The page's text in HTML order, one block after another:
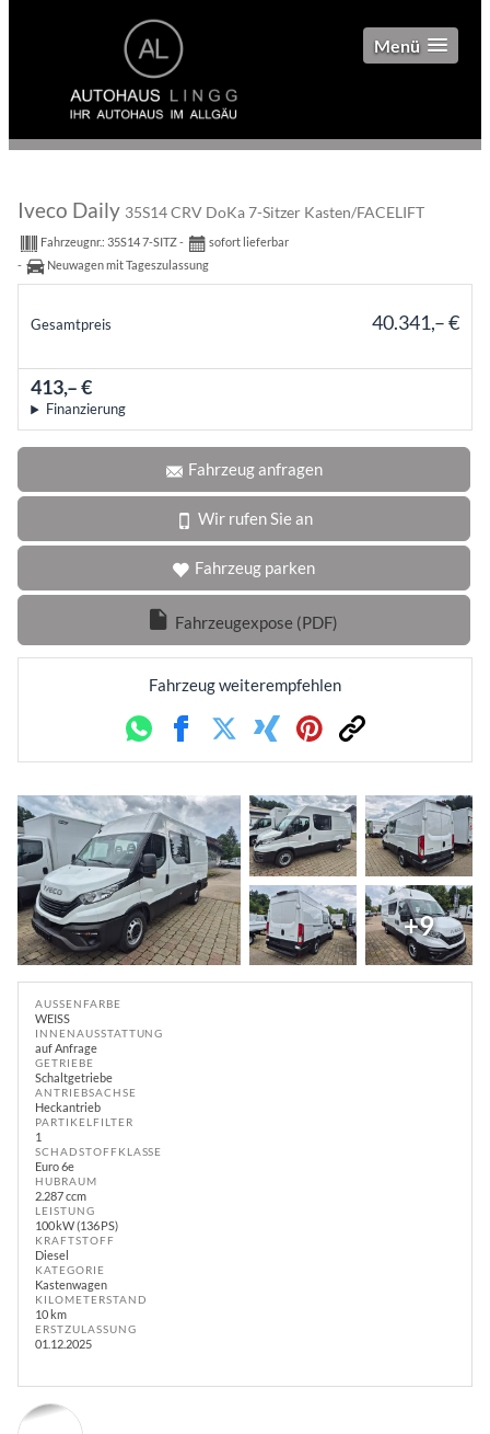
Menü
Iveco Daily 35S14 CRV DoKa 7-Sitzer Kasten/FACELIFT
Fahrzeugnr.: 35S14 7-SITZ
sofort lieferbar
Neuwagen mit Tageszulassung
Gesamtpreis 40.341,– €
413,– €
Finanzierung
Fahrzeug anfragen
Wir rufen Sie an
Fahrzeug parken
Fahrzeugexpose (PDF)
Fahrzeug weiterempfehlen
WhatsappFacebookTwitterXing PinterestLink
+9
AUSSENFARBE
WEISS
INNENAUSSTATTUNG
auf Anfrage
GETRIEBE
Schaltgetriebe
ANTRIEBSACHSE
Heckantrieb
PARTIKELFILTER
1
SCHADSTOFFKLASSE
Euro 6e
HUBRAUM
2.287 ccm
LEISTUNG
100 kW (136 PS)
KRAFTSTOFF
Diesel
KATEGORIE
Kastenwagen
KILOMETERSTAND
10 km
ERSTZULASSUNG
01.12.2025